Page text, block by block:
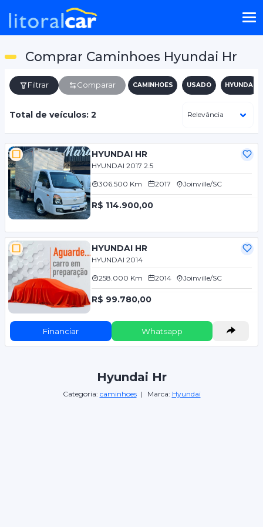
Comprar Caminhoes Hyundai Hr
Filtrar Comparar CAMINHOES USADO HYUNDAI
Total de veículos: 2
HYUNDAI HR
HYUNDAI 2017 2.5
306.500 Km 2017 Joinville/SC
R$ 114.900,00
HYUNDAI HR
HYUNDAI 2014
258.000 Km 2014 Joinville/SC
R$ 99.780,00
Financiar Whatsapp
Hyundai Hr
Categoria: caminhoes| Marca: Hyundai